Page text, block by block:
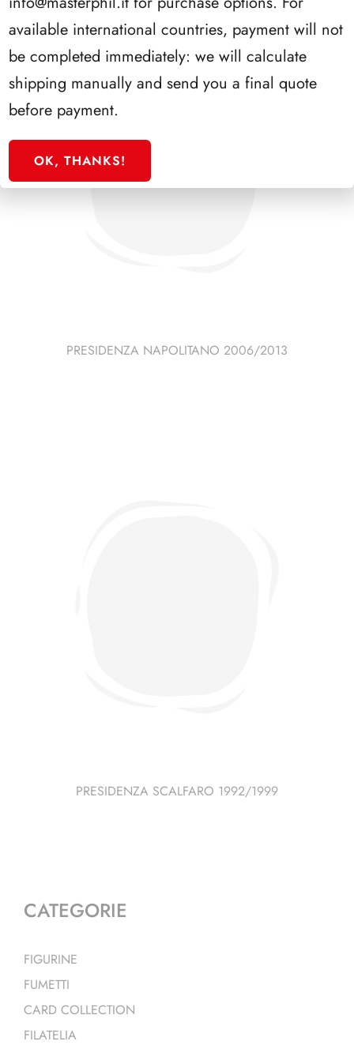
PRESIDENZA NAPOLITANO 2006/2013
PRESIDENZA SCALFARO 1992/1999
CATEGORIE
FIGURINE
FUMETTI
CARD COLLECTION
FILATELIA
available international countries, payment will not
be completed immediately: we will calculate
shipping manually and send you a final quote
before payment.
OK, THANKS!